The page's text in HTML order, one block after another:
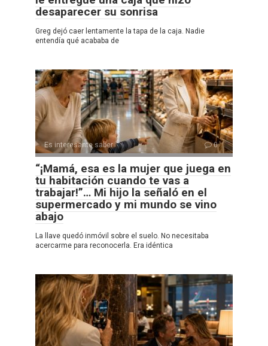
desaparecer su sonrisa
Greg dejó caer lentamente la tapa de la caja. Nadie
entendía qué acababa de
Es interesante saber 0
“¡Mamá, esa es la mujer que juega en
tu habitación cuando te vas a
trabajar!”… Mi hijo la señaló en el
supermercado y mi mundo se vino
abajo
La llave quedó inmóvil sobre el suelo. No necesitaba
acercarme para reconocerla. Era idéntica